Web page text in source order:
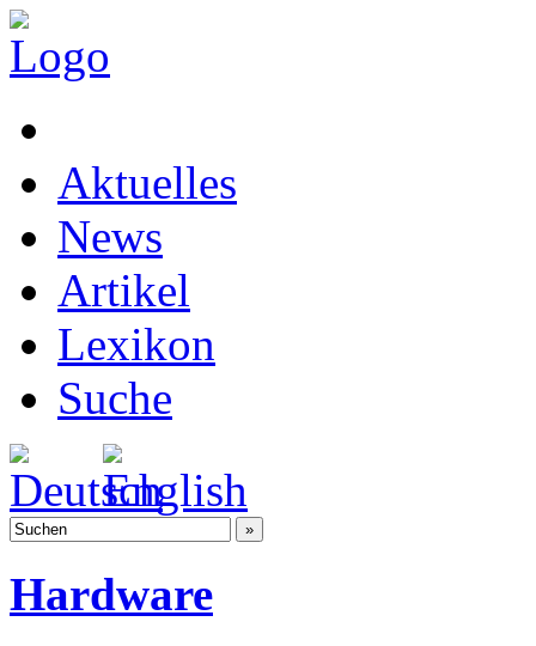
Aktuelles
News
Artikel
Lexikon
Suche
Hardware